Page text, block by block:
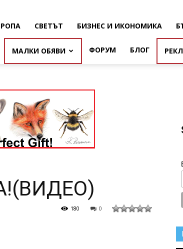
СВЕТЪТ БИЗНЕС И ИКОНОМИКА
МАЛКИ ОБЯВИ ФОРУМ БЛОГ
0
180